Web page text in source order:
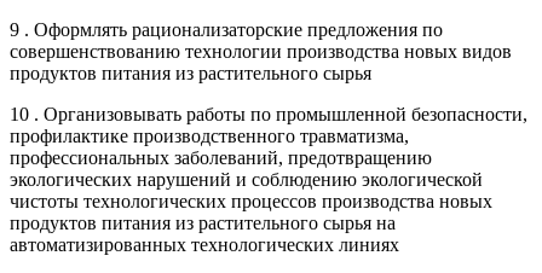
9 . Оформлять рационализаторские предложения по
совершенствованию технологии производства новых видов
продуктов питания из растительного сырья
10 . Организовывать работы по промышленной безопасности,
профилактике производственного травматизма,
профессиональных заболеваний, предотвращению
экологических нарушений и соблюдению экологической
чистоты технологических процессов производства новых
продуктов питания из растительного сырья на
автоматизированных технологических линиях